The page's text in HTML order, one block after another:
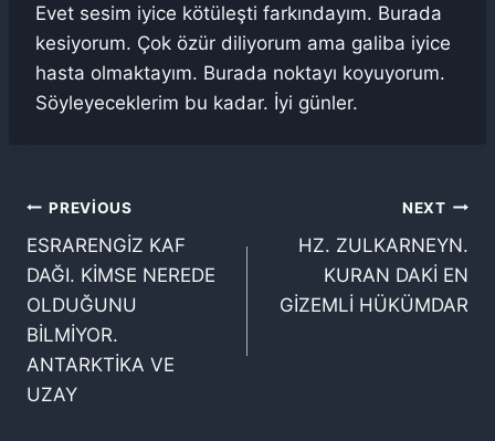
Evet sesim iyice kötüleşti farkındayım. Burada
kesiyorum. Çok özür diliyorum ama galiba iyice
hasta olmaktayım. Burada noktayı koyuyorum.
Söyleyeceklerim bu kadar. İyi günler.
Yazı
gezinmesi
PREVIOUS
ESRARENGİZ KAF
DAĞI. KİMSE NEREDE
OLDUĞUNU
BİLMİYOR.
ANTARKTİKA VE
UZAY
NEXT
HZ. ZULKARNEYN.
KURAN DAKİ EN
GİZEMLİ HÜKÜMDAR